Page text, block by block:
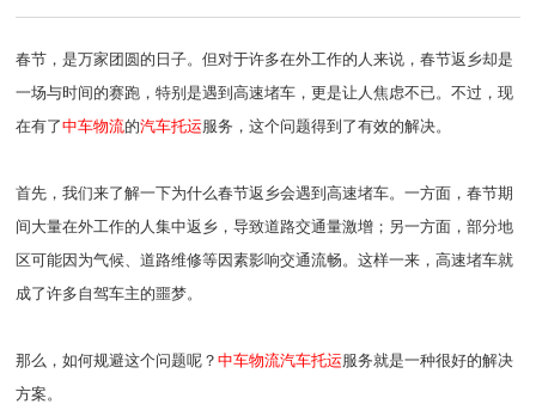
春节，是万家团圆的日子。但对于许多在外工作的人来说，春节返乡却是
一场与时间的赛跑，特别是遇到高速堵车，更是让人焦虑不已。不过，现
在有了中车物流的汽车托运服务，这个问题得到了有效的解决。
首先，我们来了解一下为什么春节返乡会遇到高速堵车。一方面，春节期
间大量在外工作的人集中返乡，导致道路交通量激增；另一方面，部分地
区可能因为气候、道路维修等因素影响交通流畅。这样一来，高速堵车就
成了许多自驾车主的噩梦。
那么，如何规避这个问题呢？中车物流汽车托运服务就是一种很好的解决
方案。